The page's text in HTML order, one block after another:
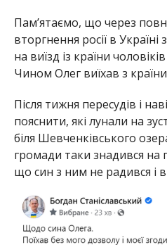
Пам’ятаємо, що через
вторгнення росії в
на виїзд із країни
Чином Олег виїхав з
Після тижня пересудів і
пояснити, які лунали на
біля Шевченківського
громади таки знадився на
що син з ним не радився і